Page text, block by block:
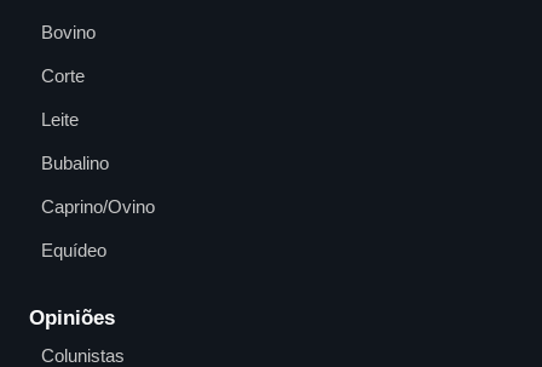
Bovino
Corte
Leite
Bubalino
Caprino/Ovino
Equídeo
Opiniões
Colunistas